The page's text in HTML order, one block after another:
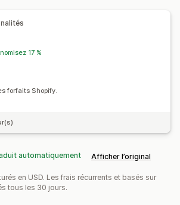
17 %
forfaits Shopify.
automatiquement Afficher l’original
en USD. Les frais récurrents et basés sur
tous les 30 jours.